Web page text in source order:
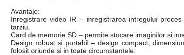
Avantaje:
Inregistrare video IR – inregistrarea intregului
tarziu.
Card de memorie SD – permite stocare imaginilor si
Design robust si portabil – design compact,
folosit oriunde si in toate circumstantele.